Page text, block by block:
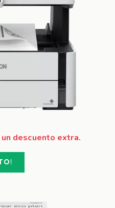
descuento extra.